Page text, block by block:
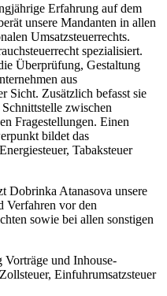
Erfahrung auf dem
unsere Mandanten in allen
Umsatzsteuerrechts.
spezialisiert.
Überprüfung, Gestaltung
aus
Sicht. Zusätzlich befasst sie
zwischen
Fragestellungen. Einen
bildet das
Tabaksteuer
Dobrinka Atanasova unsere
Verfahren vor den
sowie bei allen sonstigen
Vorträge und Inhouse-
Einfuhrumsatzsteuer